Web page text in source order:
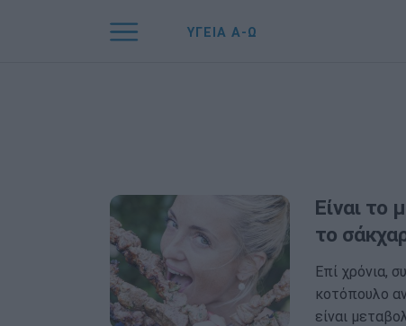
ΥΓΕΙΑ Α-Ω
Είναι το
το
Επί χρόνια,
κοτόπουλο
είναι